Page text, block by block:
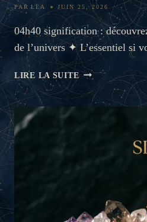
PAR LEA JUIN 25, 2026
04h40 signification :
de l’univers ✦ L’essentiel si
LIRE LA SUITE 04H40
SIGNIFICATION
: